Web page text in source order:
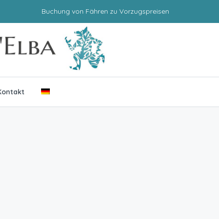
Buchung von Fähren zu Vorzugspreisen